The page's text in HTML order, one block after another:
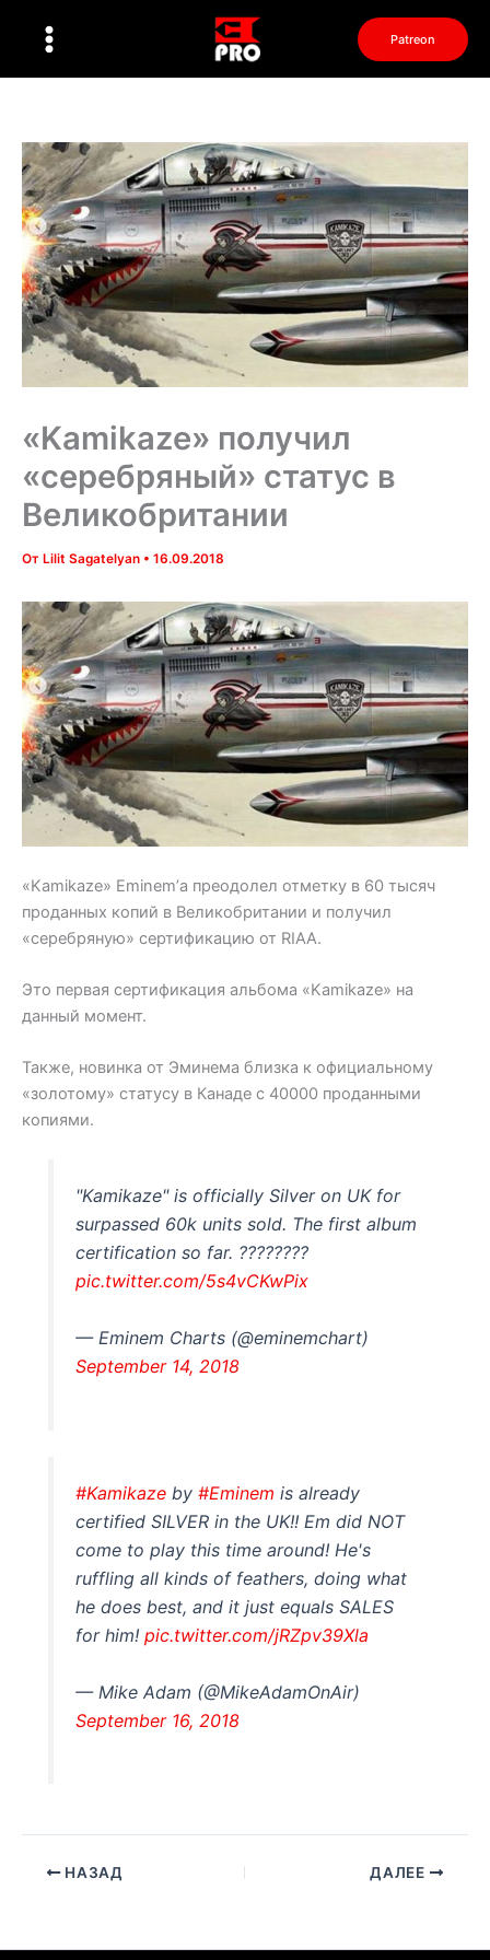
Patreon
«Kamikaze» получил
«серебряный» статус в
Великобритании
От Lilit Sagatelyan • 16.09.2018
«Kamikaze» Eminem’а преодолел отметку в 60 тысяч
проданных копий в Великобритании и получил
«серебряную» сертификацию от RIAA.
Это первая сертификация альбома «Kamikaze» на
данный момент.
Также, новинка от Эминема близка к официальному
«золотому» статусу в Канаде с 40000 проданными
копиями.
"Kamikaze" is officially Silver on UK for
surpassed 60k units sold. The first album
certification so far. ????????
pic.twitter.com/5s4vCKwPix
— Eminem Charts (@eminemchart)
September 14, 2018
#Kamikaze by#Eminem is already
certified SILVER in the UK!! Em did NOT
come to play this time around! He's
ruffling all kinds of feathers, doing what
he does best, and it just equals SALES
for him!pic.twitter.com/jRZpv39Xla
— Mike Adam (@MikeAdamOnAir)
September 16, 2018
НАЗАД ДАЛЕЕ